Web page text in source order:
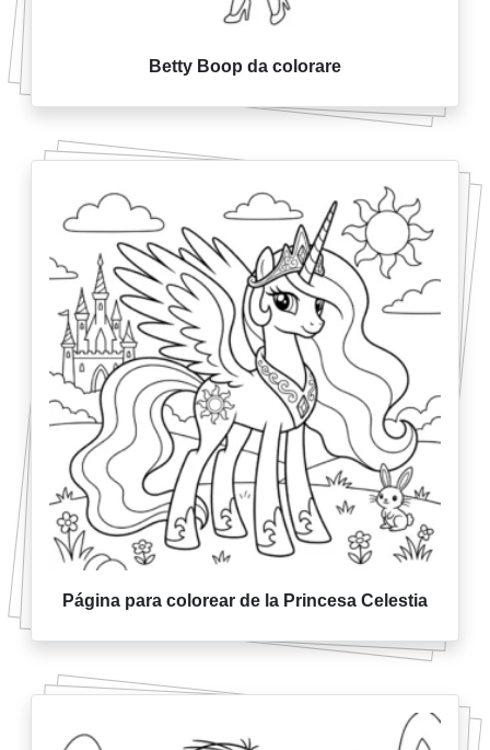
Betty Boop da colorare
Página para colorear de la Princesa Celestia